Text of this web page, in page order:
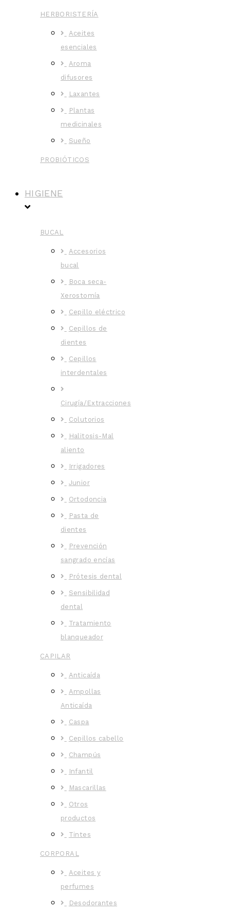
HERBORISTERÍA
Aceites
esenciales
Aroma
difusores
Laxantes
Plantas
medicinales
Sueño
PROBIÓTICOS
HIGIENE
BUCAL
Accesorios
bucal
Boca seca-
Xerostomía
Cepillo eléctrico
Cepillos de
dientes
Cepillos
interdentales
Cirugía/Extracciones
Colutorios
Halitosis-Mal
aliento
Irrigadores
Junior
Ortodoncia
Pasta de
dientes
Prevención
sangrado encías
Prótesis dental
Sensibilidad
dental
Tratamiento
blanqueador
CAPILAR
Anticaída
Ampollas
Anticaída
Caspa
Cepillos cabello
Champús
Infantil
Mascarillas
Otros
productos
Tintes
CORPORAL
Aceites y
perfumes
Desodorantes